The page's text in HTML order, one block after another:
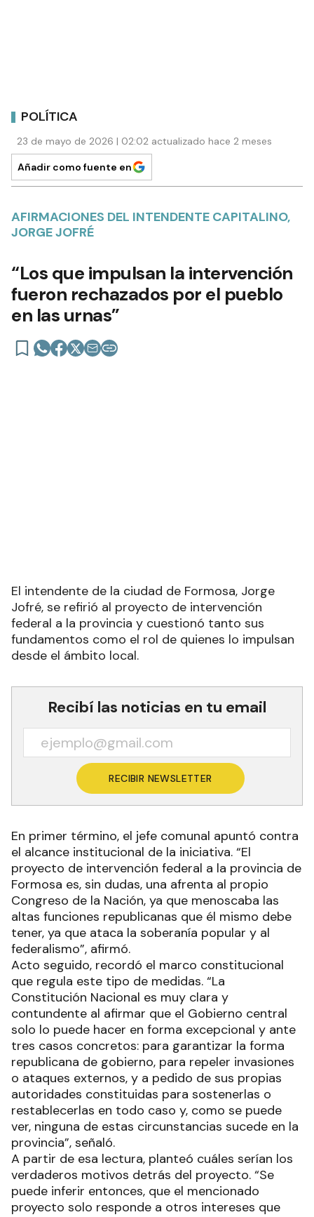
POLÍTICA
23 de mayo de 2026 | 02:02 actualizado hace 2 meses
Añadir como fuente en
AFIRMACIONES DEL INTENDENTE CAPITALINO,
JORGE JOFRÉ
“Los que impulsan la intervención
fueron rechazados por el pueblo
en las urnas”
El intendente de la ciudad de Formosa, Jorge
Jofré, se refirió al proyecto de intervención
federal a la provincia y cuestionó tanto sus
fundamentos como el rol de quienes lo impulsan
desde el ámbito local.
Recibí las noticias en tu email
RECIBIR NEWSLETTER
En primer término, el jefe comunal apuntó contra
el alcance institucional de la iniciativa. “El
proyecto de intervención federal a la provincia de
Formosa es, sin dudas, una afrenta al propio
Congreso de la Nación, ya que menoscaba las
altas funciones republicanas que él mismo debe
tener, ya que ataca la soberanía popular y al
federalismo”, afirmó.
Acto seguido, recordó el marco constitucional
que regula este tipo de medidas. “La
Constitución Nacional es muy clara y
contundente al afirmar que el Gobierno central
solo lo puede hacer en forma excepcional y ante
tres casos concretos: para garantizar la forma
republicana de gobierno, para repeler invasiones
o ataques externos, y a pedido de sus propias
autoridades constituidas para sostenerlas o
restablecerlas en todo caso y, como se puede
ver, ninguna de estas circunstancias sucede en la
provincia”, señaló.
A partir de esa lectura, planteó cuáles serían los
verdaderos motivos detrás del proyecto. “Se
puede inferir entonces, que el mencionado
proyecto solo responde a otros intereses que